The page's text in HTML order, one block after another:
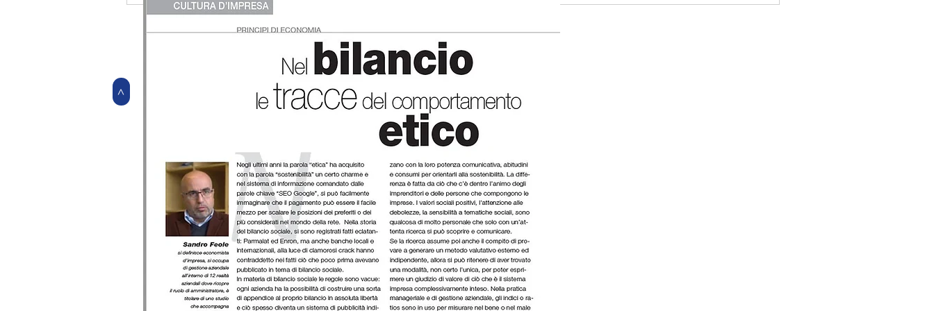
>
esercitare la speranza